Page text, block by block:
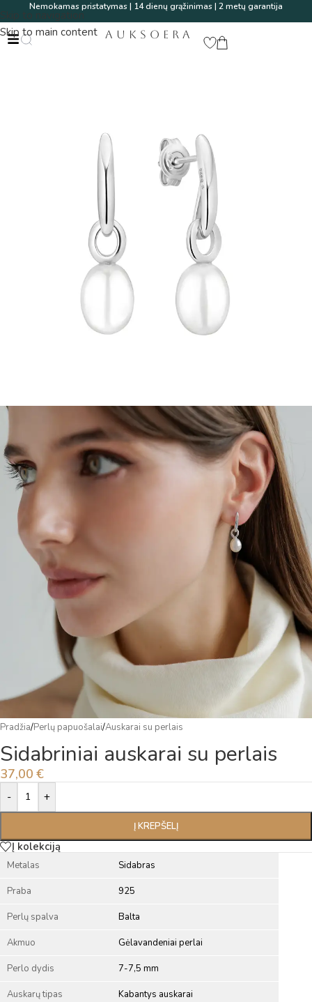
Skip to navigation
Skip to main content
Nemokamas pristatymas | 14 dienų grąžinimas | 2 metų garantija
AUKSOERA
Pradžia/Perlų papuošalai/Auskarai su perlais
Sidabriniai auskarai su perlais
37,00 €
- +
Į KREPŠELĮ
Alternative:
Į kolekciją
Metalas Sidabras
Praba 925
Perlų spalva Balta
Akmuo Gėlavandeniai perlai
Perlo dydis 7-7,5 mm
Auskarų tipas Kabantys auskarai